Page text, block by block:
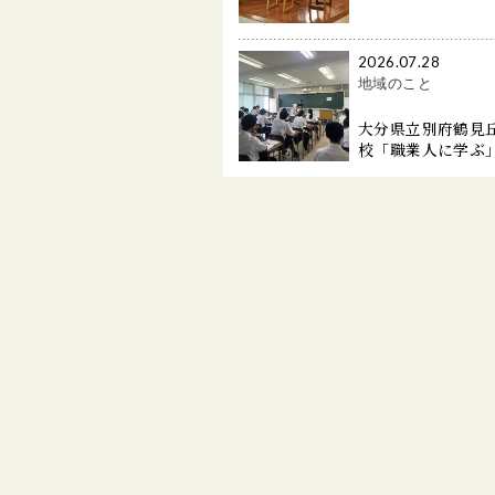
2026.07.28
地域のこと
大分県立別府鶴見
校「職業人に学ぶ